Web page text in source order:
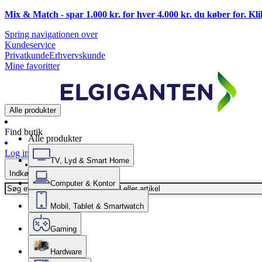
Mix & Match - spar 1.000 kr. for hver 4.000 kr. du køber for.
Spring navigationen over
Kundeservice
PrivatkundeErhvervskunde
Mine favoritter
Alle produkter
Find butik
Log ind
Indkøbskurv
Alle produkter
TV, Lyd & Smart Home
Computer & Kontor
Mobil, Tablet & Smartwatch
Gaming
Hardware